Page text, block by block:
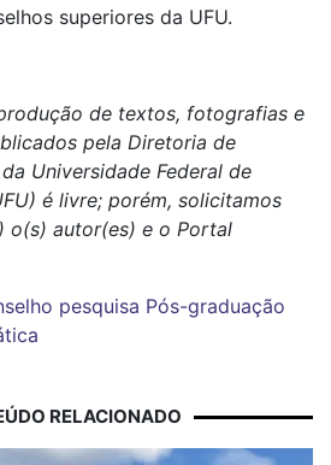
superiores da UFU.
de textos, fotografias e
pela Diretoria de
Universidade Federal de
é livre; porém, solicitamos
o(s) autor(es) e o Portal
pesquisa Pós-graduação
RELACIONADO